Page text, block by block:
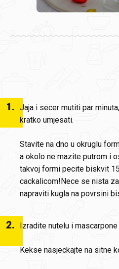
1. Jaja i secer mutiti par
kratko umjesati.
Stavite na dno u okruglu
a okolo ne mazite putrom i
takvoj formi pecite biskvit
cackalicom!Nece se nista
napraviti kugla na povrsini
2. Izradite nutelu i mascarpone
Kekse nasjeckajte na sitne